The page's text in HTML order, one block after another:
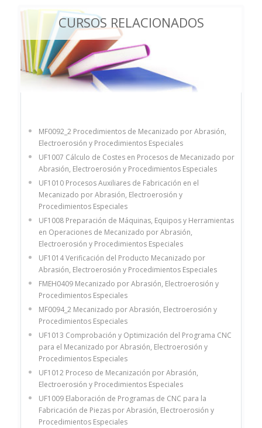
CURSOS RELACIONADOS
MF0092_2 Procedimientos de Mecanizado por Abrasión,
Electroerosión y Procedimientos Especiales
UF1007 Cálculo de Costes en Procesos de Mecanizado por
Abrasión, Electroerosión y Procedimientos Especiales
UF1010 Procesos Auxiliares de Fabricación en el
Mecanizado por Abrasión, Electroerosión y
Procedimientos Especiales
UF1008 Preparación de Máquinas, Equipos y Herramientas
en Operaciones de Mecanizado por Abrasión,
Electroerosión y Procedimientos Especiales
UF1014 Verificación del Producto Mecanizado por
Abrasión, Electroerosión y Procedimientos Especiales
FMEH0409 Mecanizado por Abrasión, Electroerosión y
Procedimientos Especiales
MF0094_2 Mecanizado por Abrasión, Electroerosión y
Procedimientos Especiales
UF1013 Comprobación y Optimización del Programa CNC
para el Mecanizado por Abrasión, Electroerosión y
Procedimientos Especiales
UF1012 Proceso de Mecanización por Abrasión,
Electroerosión y Procedimientos Especiales
UF1009 Elaboración de Programas de CNC para la
Fabricación de Piezas por Abrasión, Electroerosión y
Procedimientos Especiales